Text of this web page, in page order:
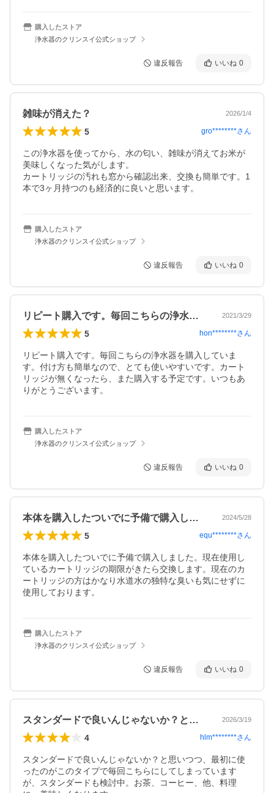
購入したストア
浄水器のクリンスイ公式ショップ
違反報告 いいね 0
雑味が消えた？ 2026/1/4
5 gro********さん
この浄水器を使ってから、水の匂い、雑味が消えてお米が
美味しくなった気がします。
カートリッジの汚れも窓から確認出来、交換も簡単です。1
本で3ヶ月持つのも経済的に良いと思います。
購入したストア
浄水器のクリンスイ公式ショップ
違反報告 いいね 0
リピート購入です。毎回こちらの浄水器を… 2021/3/29
5 hon********さん
リピート購入です。毎回こちらの浄水器を購入していま
す。付け方も簡単なので、とても使いやすいです。カート
リッジが無くなったら、また購入する予定です。いつもあ
りがとうございます。
購入したストア
浄水器のクリンスイ公式ショップ
違反報告 いいね 0
本体を購入したついでに予備で購入しまし… 2024/5/28
5 equ********さん
本体を購入したついでに予備で購入しました。現在使用し
ているカートリッジの期限がきたら交換します。現在のカ
ートリッジの方はかなり水道水の独特な臭いも気にせずに
使用しております。
購入したストア
浄水器のクリンスイ公式ショップ
違反報告 いいね 0
スタンダードで良いんじゃないか？と思い… 2026/3/19
4 hlm********さん
スタンダードで良いんじゃないか？と思いつつ、最初に使
ったのがこのタイプで毎回こちらにしてしまっています
が、スタンダードも検討中。お茶、コーヒー、他、料理